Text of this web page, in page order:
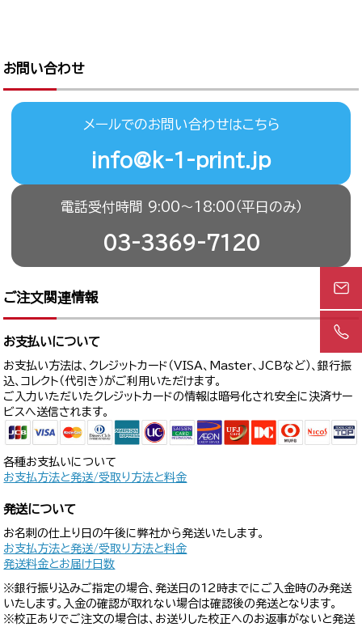
お問い合わせ
メールでのお問い合わせはこちら
info@k-1-print.jp
電話受付時間 9:00〜18:00（平日のみ）
03-3369-7120
ご注文関連情報
お支払いについて
お支払い方法は、クレジットカード（VISA、Master、JCBなど）、銀行振
込、コレクト（代引き）がご利用いただけます。
ご入力いただいたクレジットカードの情報は暗号化され安全に決済サー
ビスへ送信されます。
各種お支払いについて
お支払方法と発送/受取り方法と料金
発送について
お名刺の仕上り日の午後に弊社から発送いたします。
お支払方法と発送/受取り方法と料金
発送料金とお届け日数
※銀行振り込みご指定の場合、発送日の12時までにご入金時のみ発送
いたします。入金の確認が取れない場合は確認後の発送となります。
※校正ありでご注文の場合は、お送りした校正へのお返事がないと発送